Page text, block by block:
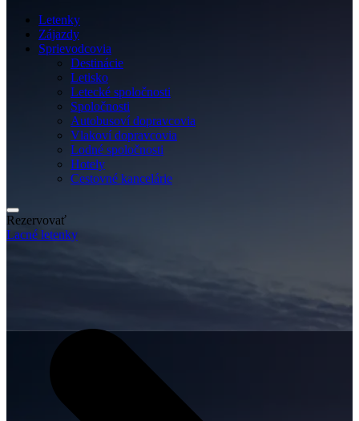
Letenky
Zájazdy
Sprievodcovia
Destinácie
Letisko
Letecké spoločnosti
Spoločnosti
Autobusoví dopravcovia
Vlakoví dopravcovia
Lodné spoločnosti
Hotely
Cestovné kancelárie
Rezervovať
Lacné letenky